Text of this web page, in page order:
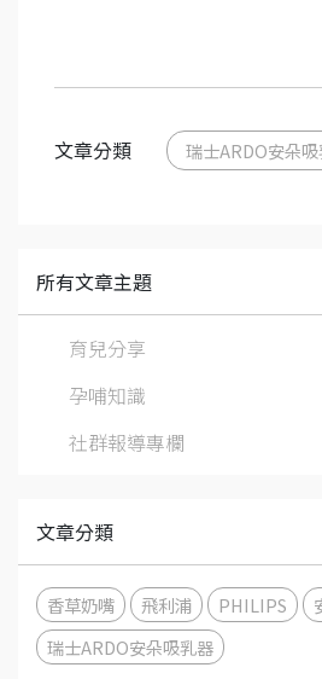
文章分類 瑞士ARDO安朵
所有文章主題
育兒分享
孕哺知識
社群報導專欄
文章分類
香草奶嘴 飛利浦 PHILIPS
瑞士ARDO安朵吸乳器